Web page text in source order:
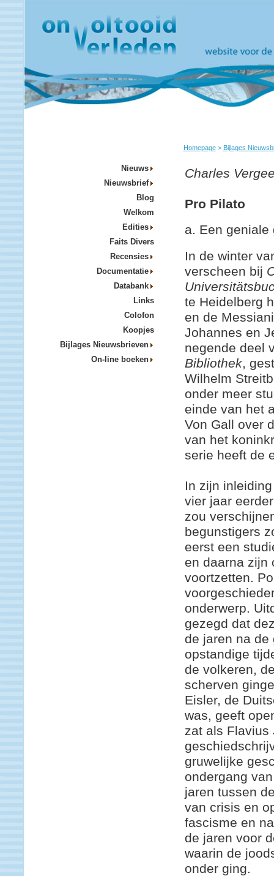
Nieuws
Nieuwsbrief
Blog
Welkom
Edities
Faits Divers
Recensies
Documentatie
Databank
Links
Colofon
Koopjes
Bijlages Nieuwsbrieven
On-line boeken
Homepage> Bijlages
Charles
Pro Pilato
a. Een geniale
In de winter
verscheen bij
te Heidelberg
en de
Johannes en
negende deel
Bibliothek,
Wilhelm
onder meer
einde van het
Von Gall over
van het
serie heeft de
In zijn
vier jaar
zou
begunstigers
eerst een
en daarna zijn
voortzetten.
onderwerp.
gezegd dat
de jaren na de
opstandige
de volkeren,
scherven
Eisler, de
was, geeft
zat als Flavius
gruwelijke
ondergang
jaren tussen
van crisis en
fascisme en
de jaren voor
waarin de
onder ging.